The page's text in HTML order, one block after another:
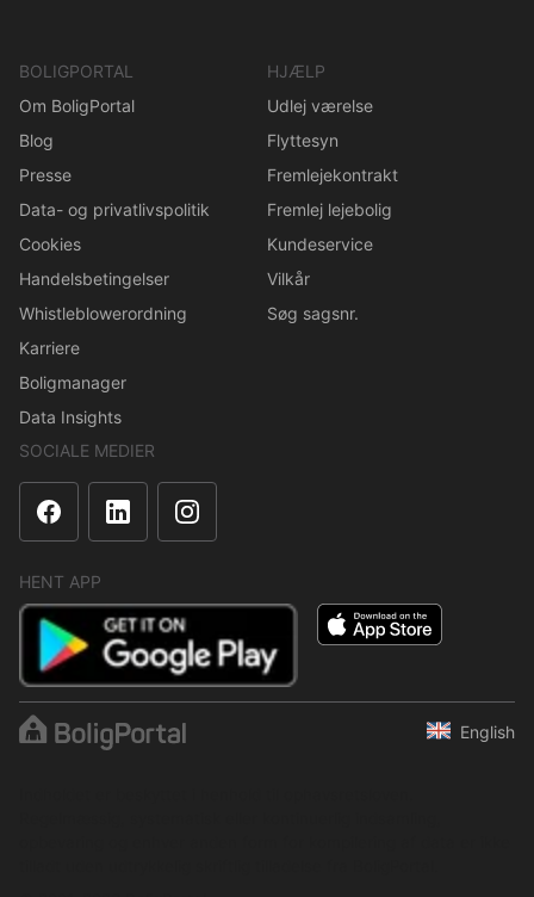
BOLIGPORTAL
Om BoligPortal
Blog
Presse
Data- og privatlivspolitik
Cookies
Handelsbetingelser
Whistleblowerordning
Karriere
Boligmanager
Data Insights
HJÆLP
Udlej værelse
Flyttesyn
Fremlejekontrakt
Fremlej lejebolig
Kundeservice
Vilkår
Søg sagsnr.
SOCIALE MEDIER
HENT APP
English